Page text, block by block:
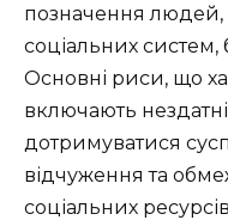
позначення людей,
соціальних систем,
Основні риси, що
включають
дотримуватися
відчуження та
соціальних